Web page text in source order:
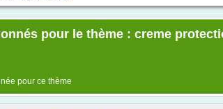
pour le thème : creme
pour ce thème